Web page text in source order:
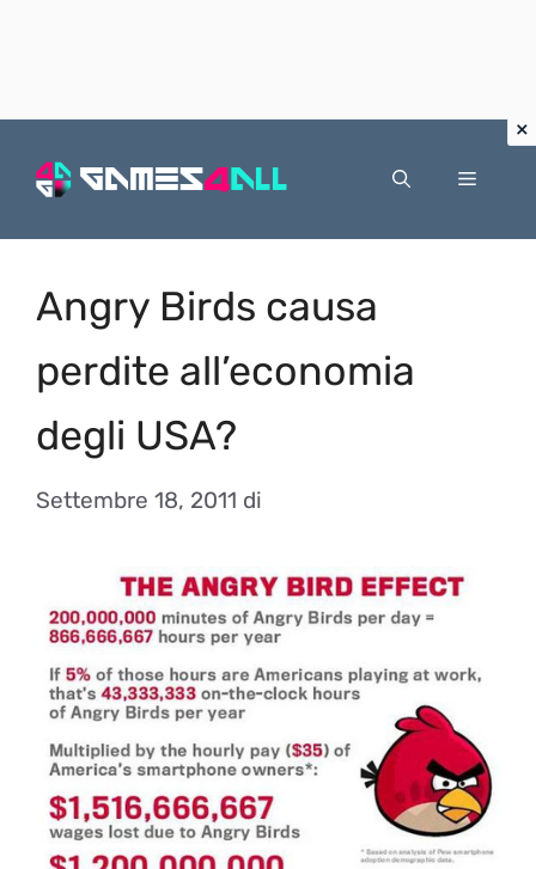
Menu
Angry Birds causa
perdite all’economia
degli USA?
Settembre 18, 2011 di